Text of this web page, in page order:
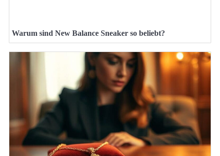
Warum sind New Balance Sneaker so beliebt?